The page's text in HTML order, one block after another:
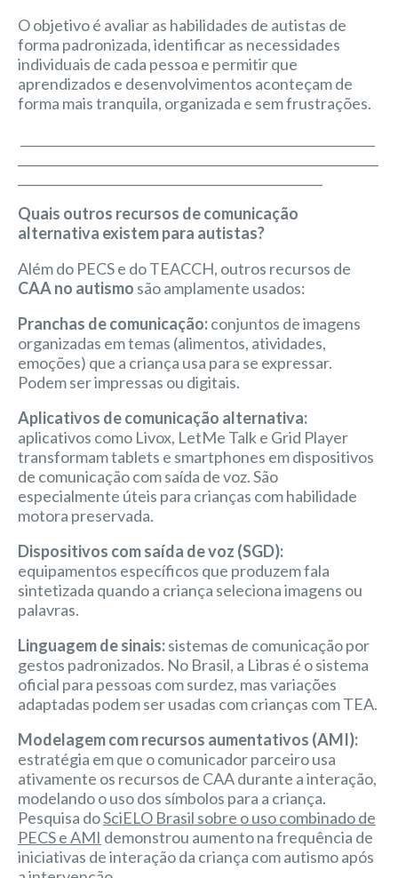
O objetivo é avaliar as habilidades de autistas de
forma padronizada, identificar as necessidades
individuais de cada pessoa e permitir que
aprendizados e desenvolvimentos aconteçam de
forma mais tranquila, organizada e sem frustrações.
Quais outros recursos de comunicação
alternativa existem para autistas?
Além do PECS e do TEACCH, outros recursos de
CAA no autismo são amplamente usados:
Pranchas de comunicação:conjuntos de imagens
organizadas em temas (alimentos, atividades,
emoções) que a criança usa para se expressar.
Podem ser impressas ou digitais.
Aplicativos de comunicação alternativa:
aplicativos como Livox, LetMe Talk e Grid Player
transformam tablets e smartphones em dispositivos
de comunicação com saída de voz. São
especialmente úteis para crianças com habilidade
motora preservada.
Dispositivos com saída de voz (SGD):
equipamentos específicos que produzem fala
sintetizada quando a criança seleciona imagens ou
palavras.
Linguagem de sinais:sistemas de comunicação por
gestos padronizados. No Brasil, a Libras é o sistema
oficial para pessoas com surdez, mas variações
adaptadas podem ser usadas com crianças com TEA.
Modelagem com recursos aumentativos (AMI):
estratégia em que o comunicador parceiro usa
ativamente os recursos de CAA durante a interação,
modelando o uso dos símbolos para a criança.
Pesquisa doSciELO Brasil sobre o uso combinado de
PECS e AMI demonstrou aumento na frequência de
iniciativas de interação da criança com autismo após